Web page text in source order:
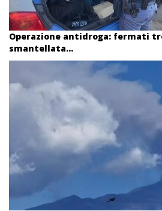
Operazione antidroga: fermati
smantellata...